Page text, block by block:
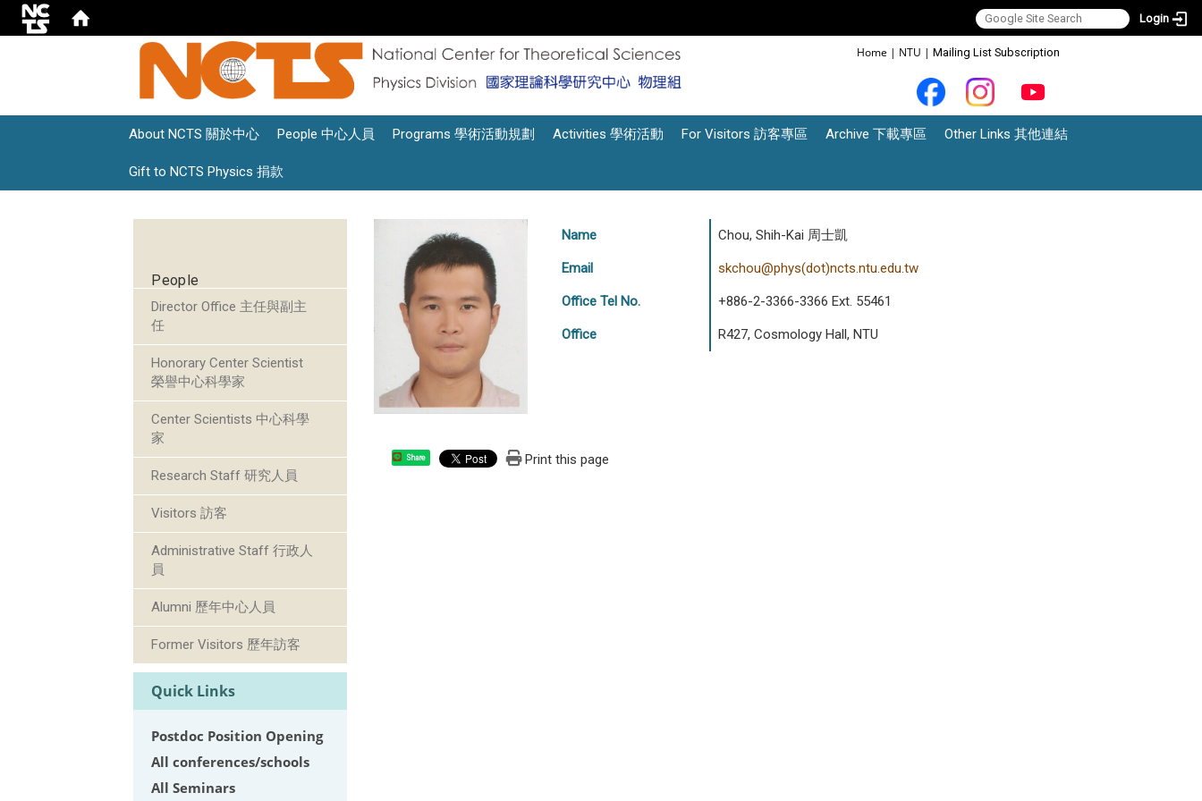
Login
Home | NTU | Mailing List Subscription
About NCTS 關於中心 People 中心人員 Programs 學術活動規劃 Activities 學術活動 For Visitors 訪客專區 Archive 下載專區 Other Links 其他連結
Gift to NCTS Physics 捐款
People
Director Office 主任與副主
任
Honorary Center Scientist
榮譽中心科學家
Center Scientists 中心科學
家
Research Staff 研究人員
Visitors 訪客
Administrative Staff 行政人
員
Alumni 歷年中心人員
Former Visitors 歷年訪客
Quick Links
Postdoc Position Opening
All conferences/schools
All Seminars
Name Chou, Shih-Kai 周士凱
Email skchou@phys(dot)ncts.ntu.edu.tw
Office Tel No. +886-2-3366-3366 Ext. 55461
Office R427, Cosmology Hall, NTU
Share Print this page